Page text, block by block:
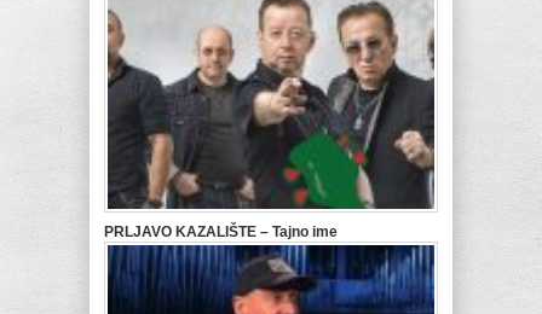
PRLJAVO KAZALIŠTE – Tajno ime